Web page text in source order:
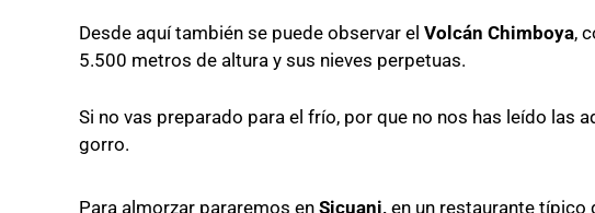
Desde aquí también se puede observar el Volcán Chimboya,
5.500 metros de altura y sus nieves perpetuas.
Si no vas preparado para el frío, por que no nos has leído las
gorro.
Para almorzar pararemos en Sicuani, en un restaurante típico